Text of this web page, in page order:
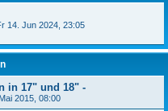
14. Jun 2024, 23:05
in 17" und 18" -
2015, 08:00